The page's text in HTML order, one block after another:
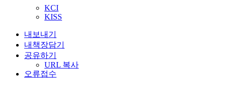
KCI
KISS
내보내기
내책장담기
공유하기
URL 복사
오류접수